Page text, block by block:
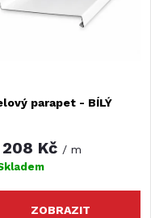
parapet - BÍLÝ
208 Kč / m
ZOBRAZIT